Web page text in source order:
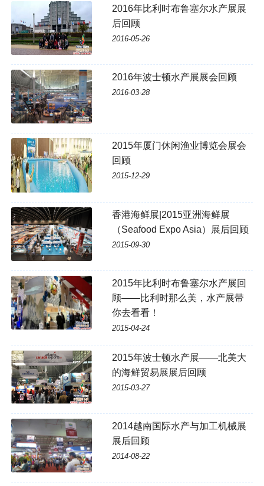
2016年比利时布鲁塞尔水产展展
后回顾
2016-05-26
2016年波士顿水产展展会回顾
2016-03-28
2015年厦门休闲渔业博览会展会
回顾
2015-12-29
香港海鲜展|2015亚洲海鲜展
（Seafood Expo Asia）展后回顾
2015-09-30
2015年比利时布鲁塞尔水产展回
顾——比利时那么美，水产展带
你去看看！
2015-04-24
2015年波士顿水产展——北美大
的海鲜贸易展展后回顾
2015-03-27
2014越南国际水产与加工机械展
展后回顾
2014-08-22